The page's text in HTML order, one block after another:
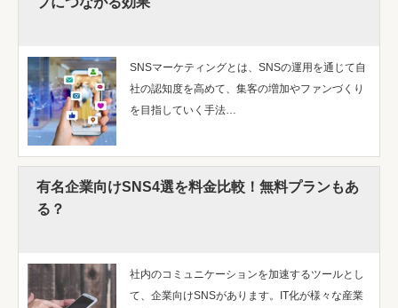
SNSマーケティングとは、SNSの運用を通じて自
社の認知度を高めて、集客の増加やファンづくり
を目指していく手法…
有名企業向けSNS4選を料金比較！無料プランもあ
る？
社内のコミュニケーションを加速するツールとし
て、企業向けSNSがあります。IT化が様々な産業